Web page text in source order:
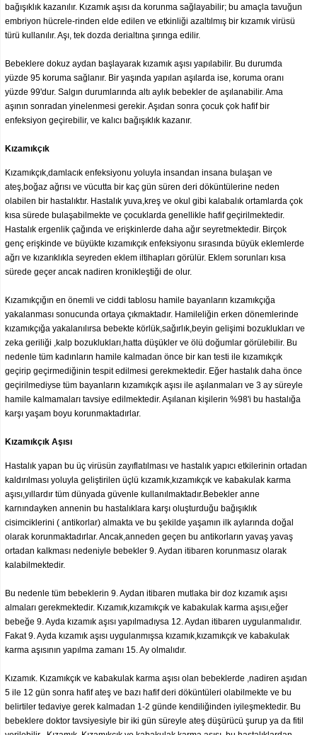
bağışıklık kazanılır. Kızamık aşısı da korunma sağlayabilir; bu amaçla tavuğun
embriyon hücrele-rinden elde edilen ve etkinliği azaltılmış bir kızamık virüsü
türü kullanılır. Aşı, tek dozda derialtına şırınga edilir.
Bebeklere dokuz aydan başlayarak kızamık aşısı yapılabilir. Bu durumda
yüzde 95 koruma sağlanır. Bir yaşında yapılan aşılarda ise, koruma oranı
yüzde 99'dur. Salgın durumlarında altı aylık bebekler de aşılanabilir. Ama
aşının sonradan yinelenmesi gerekir. Aşıdan sonra çocuk çok hafif bir
enfeksiyon geçirebilir, ve kalıcı bağışıklık kazanır.
Kızamıkçık
Kızamıkçık,damlacık enfeksiyonu yoluyla insandan insana bulaşan ve
ateş,boğaz ağrısı ve vücutta bir kaç gün süren deri döküntülerine neden
olabilen bir hastalıktır. Hastalık yuva,kreş ve okul gibi kalabalık ortamlarda çok
kısa sürede bulaşabilmekte ve çocuklarda genellikle hafif geçirilmektedir.
Hastalık ergenlik çağında ve erişkinlerde daha ağır seyretmektedir. Birçok
genç erişkinde ve büyükte kızamıkçık enfeksiyonu sırasında büyük eklemlerde
ağrı ve kızarıklıkla seyreden eklem iltihapları görülür. Eklem sorunları kısa
sürede geçer ancak nadiren kronikleştiği de olur.
Kızamıkçığın en önemli ve ciddi tablosu hamile bayanların kızamıkçığa
yakalanması sonucunda ortaya çıkmaktadır. Hamileliğin erken dönemlerinde
kızamıkçığa yakalanılırsa bebekte körlük,sağırlık,beyin gelişimi bozuklukları ve
zeka geriliği ,kalp bozuklukları,hatta düşükler ve ölü doğumlar görülebilir. Bu
nedenle tüm kadınların hamile kalmadan önce bir kan testi ile kızamıkçık
geçirip geçirmediğinin tespit edilmesi gerekmektedir. Eğer hastalık daha önce
geçirilmediyse tüm bayanların kızamıkçık aşısı ile aşılanmaları ve 3 ay süreyle
hamile kalmamaları tavsiye edilmektedir. Aşılanan kişilerin %98'i bu hastalığa
karşı yaşam boyu korunmaktadırlar.
Kızamıkçık Aşısı
Hastalık yapan bu üç virüsün zayıflatılması ve hastalık yapıcı etkilerinin ortadan
kaldırılması yoluyla geliştirilen üçlü kızamık,kızamıkçık ve kabakulak karma
aşısı,yıllardır tüm dünyada güvenle kullanılmaktadır.Bebekler anne
karnındayken annenin bu hastalıklara karşı oluşturduğu bağışıklık
cisimciklerini ( antikorlar) almakta ve bu şekilde yaşamın ilk aylarında doğal
olarak korunmaktadırlar. Ancak,anneden geçen bu antikorların yavaş yavaş
ortadan kalkması nedeniyle bebekler 9. Aydan itibaren korunmasız olarak
kalabilmektedir.
Bu nedenle tüm bebeklerin 9. Aydan itibaren mutlaka bir doz kızamık aşısı
almaları gerekmektedir. Kızamık,kızamıkçık ve kabakulak karma aşısı,eğer
bebeğe 9. Ayda kızamık aşısı yapılmadıysa 12. Aydan itibaren uygulanmalıdır.
Fakat 9. Ayda kızamık aşısı uygulanmışsa kızamık,kızamıkçık ve kabakulak
karma aşısının yapılma zamanı 15. Ay olmalıdır.
Kızamık. Kızamıkçık ve kabakulak karma aşısı olan bebeklerde ,nadiren aşıdan
5 ile 12 gün sonra hafif ateş ve bazı hafif deri döküntüleri olabilmekte ve bu
belirtiler tedaviye gerek kalmadan 1-2 günde kendiliğinden iyileşmektedir. Bu
bebeklere doktor tavsiyesiyle bir iki gün süreyle ateş düşürücü şurup ya da fitil